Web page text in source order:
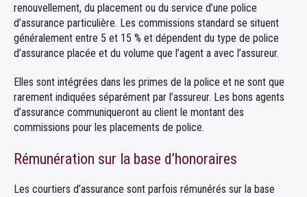
renouvellement, du placement ou du service d’une police
d’assurance particulière. Les commissions standard se situent
généralement entre 5 et 15 % et dépendent du type de police
d’assurance placée et du volume que l’agent a avec l’assureur.
Elles sont intégrées dans les primes de la police et ne sont que
rarement indiquées séparément par l’assureur. Les bons agents
d’assurance communiqueront au client le montant des
commissions pour les placements de police.
Rémunération sur la base d’honoraires
Les courtiers d’assurance sont parfois rémunérés sur la base